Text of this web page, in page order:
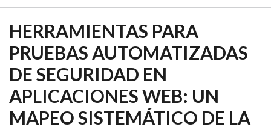
HERRAMIENTAS PARA
PRUEBAS AUTOMATIZADAS
DE SEGURIDAD EN
APLICACIONES WEB: UN
MAPEO SISTEMÁTICO DE LA